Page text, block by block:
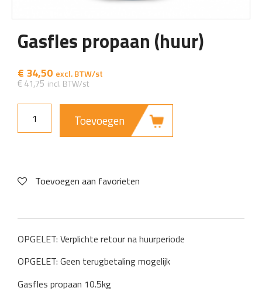
Gasfles propaan (huur)
€ 34,50
€ 41,75
Toevoegen
Toevoegen aan favorieten
OPGELET: Verplichte retour na huurperiode
OPGELET: Geen terugbetaling mogelijk
Gasfles propaan 10.5kg